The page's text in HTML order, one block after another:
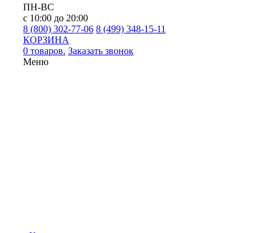
ПН-ВС
с 10:00 до 20:00
8 (800) 302-77-06 8 (499) 348-15-11
КОРЗИНА
0 товаров. Заказать звонок
Меню